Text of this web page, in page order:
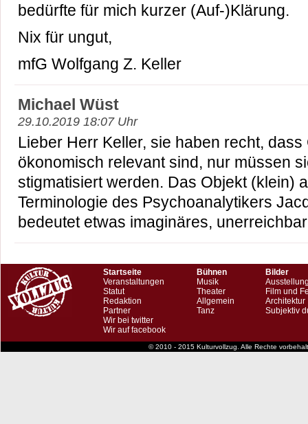
bedürfte für mich kurzer (Auf-)Klärung.
Nix für ungut,
mfG Wolfgang Z. Keller
Michael Wüst
29.10.2019 18:07 Uhr
Lieber Herr Keller, sie haben recht,
ökonomisch relevant sind, nur müssen
stigmatisiert werden. Das Objekt (klein)
Terminologie des Psychoanalytikers
bedeutet etwas imaginäres,
Startseite
Veranstaltungen
Statut
Redaktion
Partner
Wir bei twitter
Wir auf facebook
Bühnen
Musik
Theater
Allgemein
Tanz
Bilder
Film und
Architektur
Subjektiv
© 2010 - 2015 Kulturvollzug. Alle Rechte